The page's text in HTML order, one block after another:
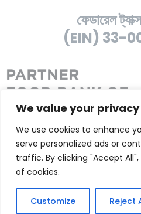
We value your privacy
We use cookies to enhance
serve personalized ads or
traffic. By clicking "Accept
of cookies.
Customize Reject
ফেডারেল
(EIN) 33-